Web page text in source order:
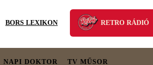
BORS LEXIKON RETRO RÁDIÓ
NAPI DOKTOR TV MŰSOR